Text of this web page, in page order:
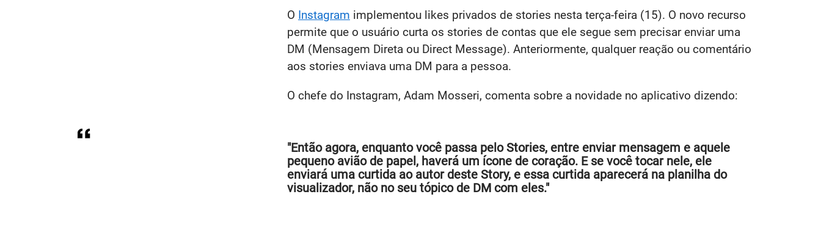
O Instagram implementou likes privados de stories nesta terça-feira (15). O novo recurso
permite que o usuário curta os stories de contas que ele segue sem precisar enviar uma
DM (Mensagem Direta ou Direct Message). Anteriormente, qualquer reação ou comentário
aos stories enviava uma DM para a pessoa.
O chefe do Instagram, Adam Mosseri, comenta sobre a novidade no aplicativo dizendo:
"Então agora, enquanto você passa pelo Stories, entre enviar mensagem e aquele
pequeno avião de papel, haverá um ícone de coração. E se você tocar nele, ele
enviará uma curtida ao autor deste Story, e essa curtida aparecerá na planilha do
visualizador, não no seu tópico de DM com eles."